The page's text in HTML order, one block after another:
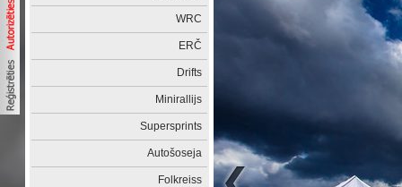
WRC
ERČ
Drifts
Minirallijs
Supersprints
Autošoseja
Folkreiss